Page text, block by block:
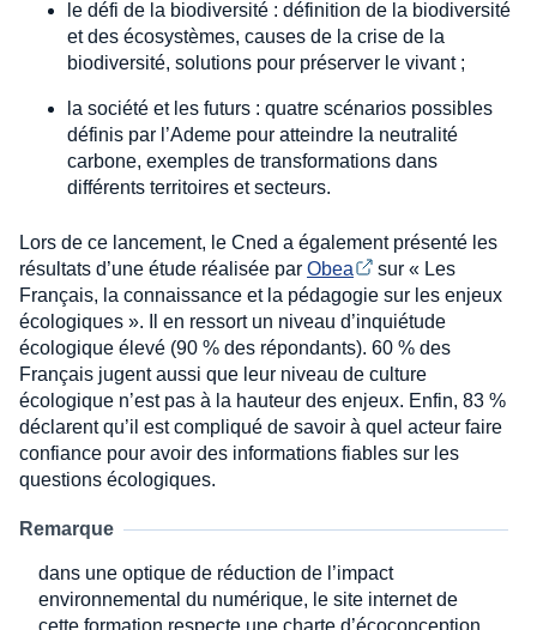
le défi de la biodiversité : définition de la biodiversité
et des écosystèmes, causes de la crise de la
biodiversité, solutions pour préserver le vivant ;
la société et les futurs : quatre scénarios possibles
définis par l’Ademe pour atteindre la neutralité
carbone, exemples de transformations dans
différents territoires et secteurs.
Lors de ce lancement, le Cned a également présenté les
résultats d’une étude réalisée par Obea
sur « Les
Français, la connaissance et la pédagogie sur les enjeux
écologiques ». Il en ressort un niveau d’inquiétude
écologique élevé (90 % des répondants). 60 % des
Français jugent aussi que leur niveau de culture
écologique n’est pas à la hauteur des enjeux. Enfin, 83 %
déclarent qu’il est compliqué de savoir à quel acteur faire
confiance pour avoir des informations fiables sur les
questions écologiques.
Remarque
dans une optique de réduction de l’impact
environnemental du numérique, le site internet de